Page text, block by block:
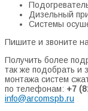
Дизельный
Системы
Пишите и звоните
Получить более
так же подобрать и
монтажа систем
по телефонам: +7
info@arcomspb.ru